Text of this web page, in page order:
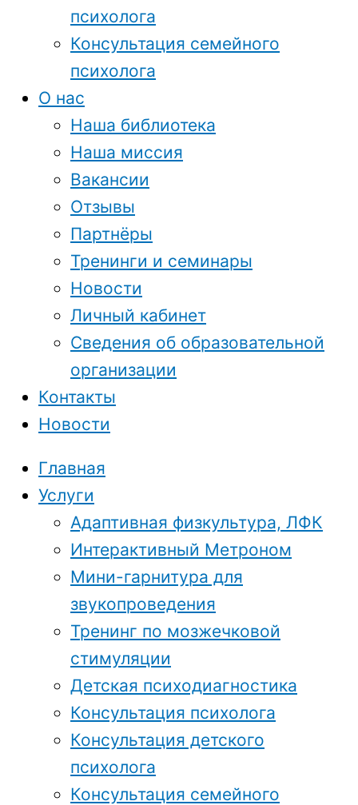
психолога
Консультация семейного
психолога
О нас
Наша библиотека
Наша миссия
Вакансии
Отзывы
Партнёры
Тренинги и семинары
Новости
Личный кабинет
Сведения об образовательной
организации
Контакты
Новости
Главная
Услуги
Адаптивная физкультура, ЛФК
Интерактивный Метроном
Мини-гарнитура для
звукопроведения
Тренинг по мозжечковой
стимуляции
Детская психодиагностика
Консультация психолога
Консультация детского
психолога
Консультация семейного